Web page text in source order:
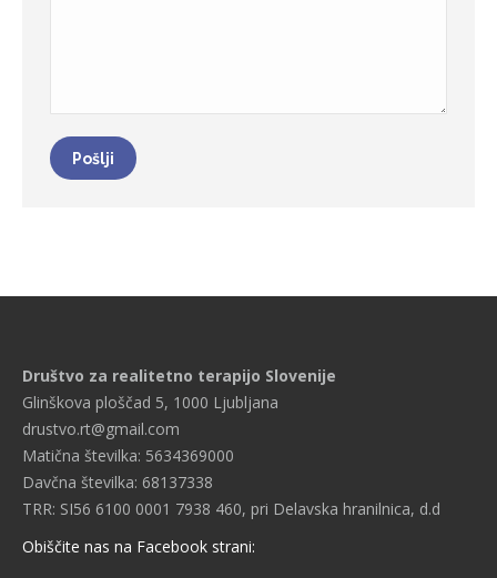
Pošlji
Društvo za realitetno terapijo Slovenije
Glinškova ploščad 5, 1000 Ljubljana
drustvo.rt@gmail.com
Matična številka: 5634369000
Davčna številka: 68137338
TRR: SI56 6100 0001 7938 460, pri Delavska hranilnica, d.d
Obiščite nas na Facebook strani: